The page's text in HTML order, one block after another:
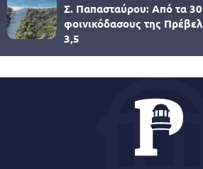
Σ. Παπασταύρου: Από τα 30
φοινικόδασους της
3,5